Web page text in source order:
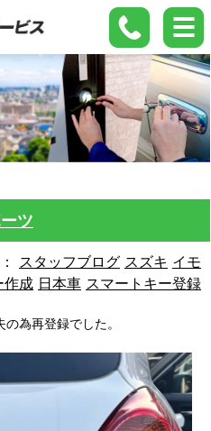
ツ
スタッフブログ スズキ イモ
作成 日本車 スマートキー登録
為再登録でした。